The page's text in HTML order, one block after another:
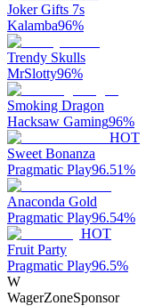
Joker Gifts 7s
Kalamba96%
Trendy Skulls
MrSlotty96%
Smoking Dragon
Hacksaw Gaming96%
HOT
Sweet Bonanza
Pragmatic Play96.51%
Anaconda Gold
Pragmatic Play96.54%
HOT
Fruit Party
Pragmatic Play96.5%
W
WagerZoneSponsor